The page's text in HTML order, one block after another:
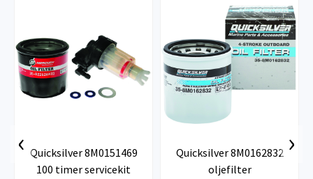
Quicksilver 8M0151469
100 timer servicekit
Quicksilver 8M0162832
oljefilter
‹ ›